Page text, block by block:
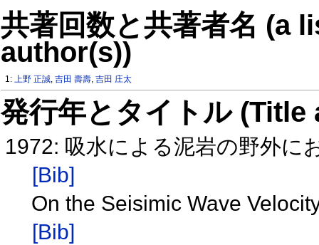
共著回数と共著者名 (a
author(s))
1:上野 正誠,吉田 壽壽,吉田 庄太
発行年とタイトル
1972: 吸水による泥岩の野外に
[Bib]
On the Seisimic Wave
[Bib]